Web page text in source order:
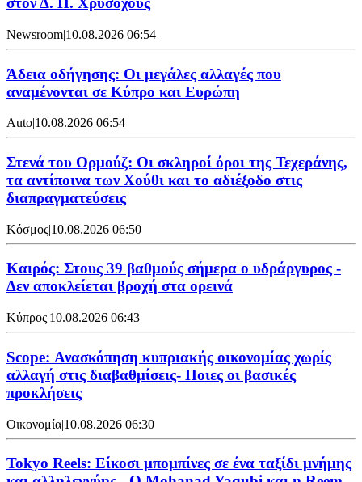
Newsroom|10.08.2026 06:54
Άδεια οδήγησης: Οι μεγάλες αλλαγές που
αναμένονται σε Κύπρο και Ευρώπη
Auto|10.08.2026 06:54
Στενά του Ορμούζ: Οι σκληροί όροι της Τεχεράνης,
τα αντίποινα των Χούθι και το αδιέξοδο στις
διαπραγματεύσεις
Κόσμος|10.08.2026 06:50
Καιρός: Στους 39 βαθμούς σήμερα ο υδράργυρος -
Δεν αποκλείεται βροχή στα ορεινά
Κύπρος|10.08.2026 06:43
Scope: Ανασκόπηση κυπριακής οικονομίας χωρίς
αλλαγή στις διαβαθμίσεις- Ποιες οι βασικές
προκλήσεις
Οικονομία|10.08.2026 06:30
Tokyo Reels: Είκοσι μπομπίνες σε ένα ταξίδι μνήμης